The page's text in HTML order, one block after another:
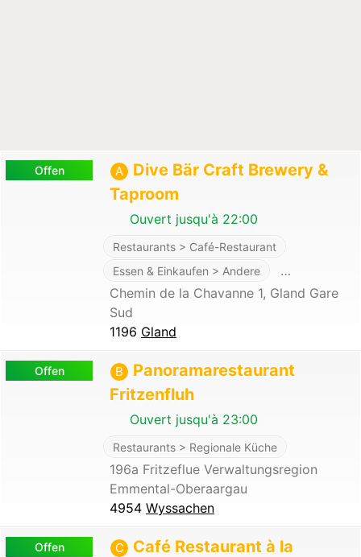
Offen A
Dive Bär Craft Brewery &
Taproom
Ouvert jusqu'à 22:00
Restaurants > Café-Restaurant
Essen & Einkaufen > Andere
…
Chemin de la Chavanne 1, Gland Gare
Sud
1196 Gland
Offen B
Panoramarestaurant
Fritzenfluh
Ouvert jusqu'à 23:00
Restaurants > Regionale Küche
196a Fritzeflue Verwaltungsregion
Emmental-Oberaargau
4954 Wyssachen
Offen C
Café Restaurant à la